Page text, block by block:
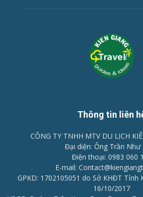
Thông tin liên
CÔNG TY TNHH MTV DU LỊCH
Đại diện: Ông Trần Như
Điện thoại: 0983 060
E-mail:
GPKD: 1702105051 do Sở KHĐT Tỉnh
16/10/2017